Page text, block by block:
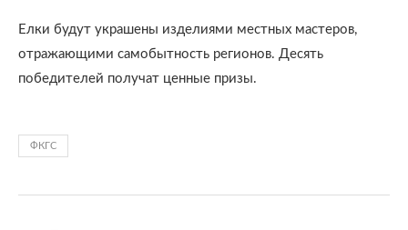
Елки будут украшены изделиями местных мастеров,
отражающими самобытность регионов. Десять
победителей получат ценные призы.
ФКГС